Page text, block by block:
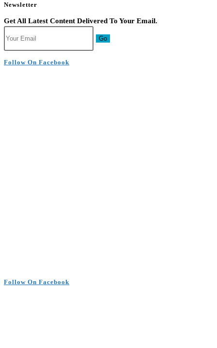
Newsletter
Get All Latest Content Delivered To Your Email.
Go
Follow On Facebook
Follow On Facebook